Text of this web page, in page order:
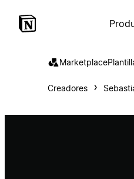
Marketplace
Creadores